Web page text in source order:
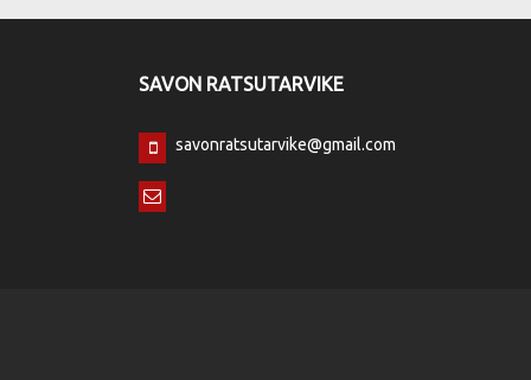
SAVON RATSUTARVIKE
savonratsutarvike@gmail.com